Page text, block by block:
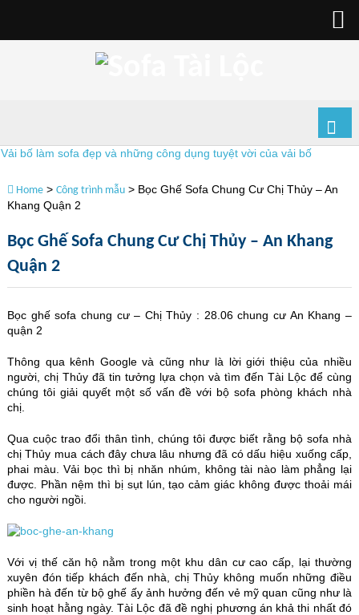
bố làm sofa đẹp và những công dụng tuyệt vời của vải bố
Home> Công trình mẫu> Bọc Ghế Sofa Chung Cư Chị Thủy – An
Khang Quận 2
Bọc Ghế Sofa Chung Cư Chị Thủy – An Khang
Quận 2
Bọc ghế sofa chung cư – Chị Thủy : 28.06 chung cư An Khang –
quận 2
Thông qua kênh Google và cũng như là lời giới thiệu của nhiều
người, chị Thủy đã tin tưởng lựa chọn và tìm đến Tài Lộc để cùng
chúng tôi giải quyết một số vấn đề với bộ sofa phòng khách nhà
chị.
Qua cuộc trao đổi thân tình, chúng tôi được biết rằng bộ sofa nhà
chị Thủy mua cách đây chưa lâu nhưng đã có dấu hiệu xuống cấp,
phai màu. Vải bọc thì bị nhăn nhúm, không tài nào làm phẳng lại
được. Phần nệm thì bị sụt lún, tạo cảm giác không được thoải mái
cho người ngồi.
Với vị thế căn hộ nằm trong một khu dân cư cao cấp, lại thường
xuyên đón tiếp khách đến nhà, chị Thủy không muốn những điều
phiền hà đến từ bộ ghế ấy ảnh hưởng đến vẻ mỹ quan cũng như là
sinh hoạt hằng ngày. Tài Lộc đã đề nghị phương án khả thi nhất đó